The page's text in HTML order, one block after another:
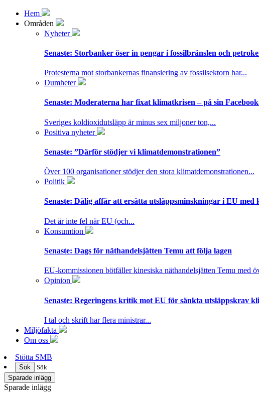
Hem
Områden
Nyheter
Senaste: Storbanker öser in pengar i fossilbränslen och
Protesterna mot storbankernas finansiering av fossilsektorn har...
Dumheter
Senaste: Moderaterna har fixat klimatkrisen – på sin
Sveriges koldioxidutsläpp är minus sex miljoner ton,...
Positiva nyheter
Senaste: ”Därför stödjer vi klimatdemonstrationen”
Över 100 organisationer stödjer den stora klimatdemonstrationen...
Politik
Senaste: Dålig affär att ersätta utsläppsminskningar i EU med
Det är inte fel när EU (och...
Konsumtion
Senaste: Dags för näthandelsjätten Temu att följa lagen
EU-kommissionen bötfäller kinesiska näthandelsjätten Temu med
Opinion
Senaste: Regeringens kritik mot EU för sänkta utsläppskrav
I tal och skrift har flera ministrar...
Miljöfakta
Om oss
Stötta SMB
Sök
Sök
Sparade inlägg
Sparade inlägg